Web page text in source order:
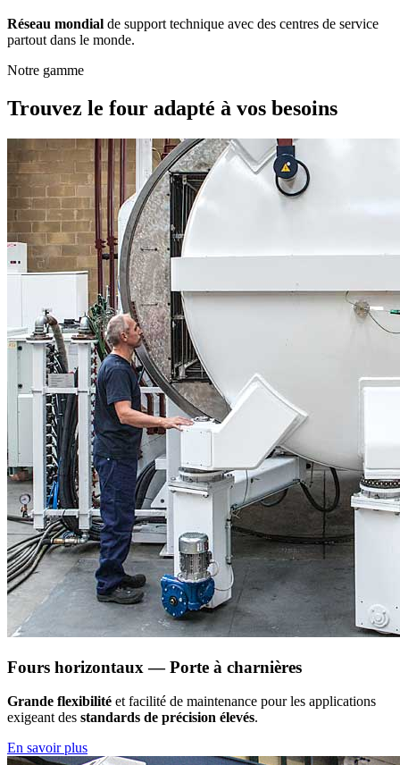
Réseau mondial de support technique avec des centres de service
partout dans le monde.
Notre gamme
Trouvez le four adapté à vos besoins
Fours horizontaux — Porte à charnières
Grande flexibilité et facilité de maintenance pour les applications
exigeant des standards de précision élevés.
En savoir plus